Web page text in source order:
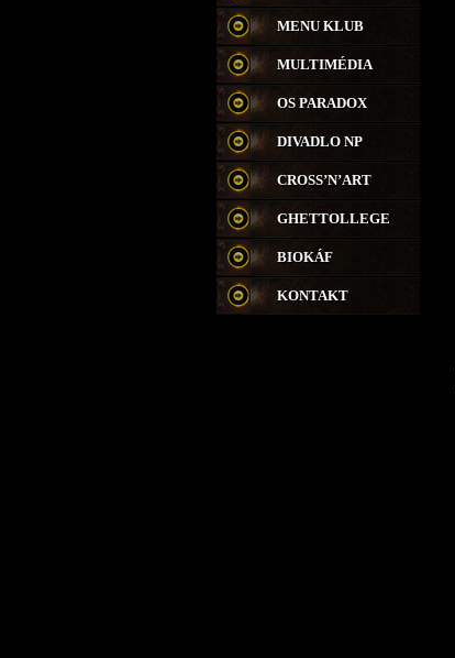
MENU KLUB
MULTIMÉDIA
OS PARADOX
DIVADLO NP
CROSS’N’ART
GHETTOLLEGE
BIOKÁF
KONTAKT